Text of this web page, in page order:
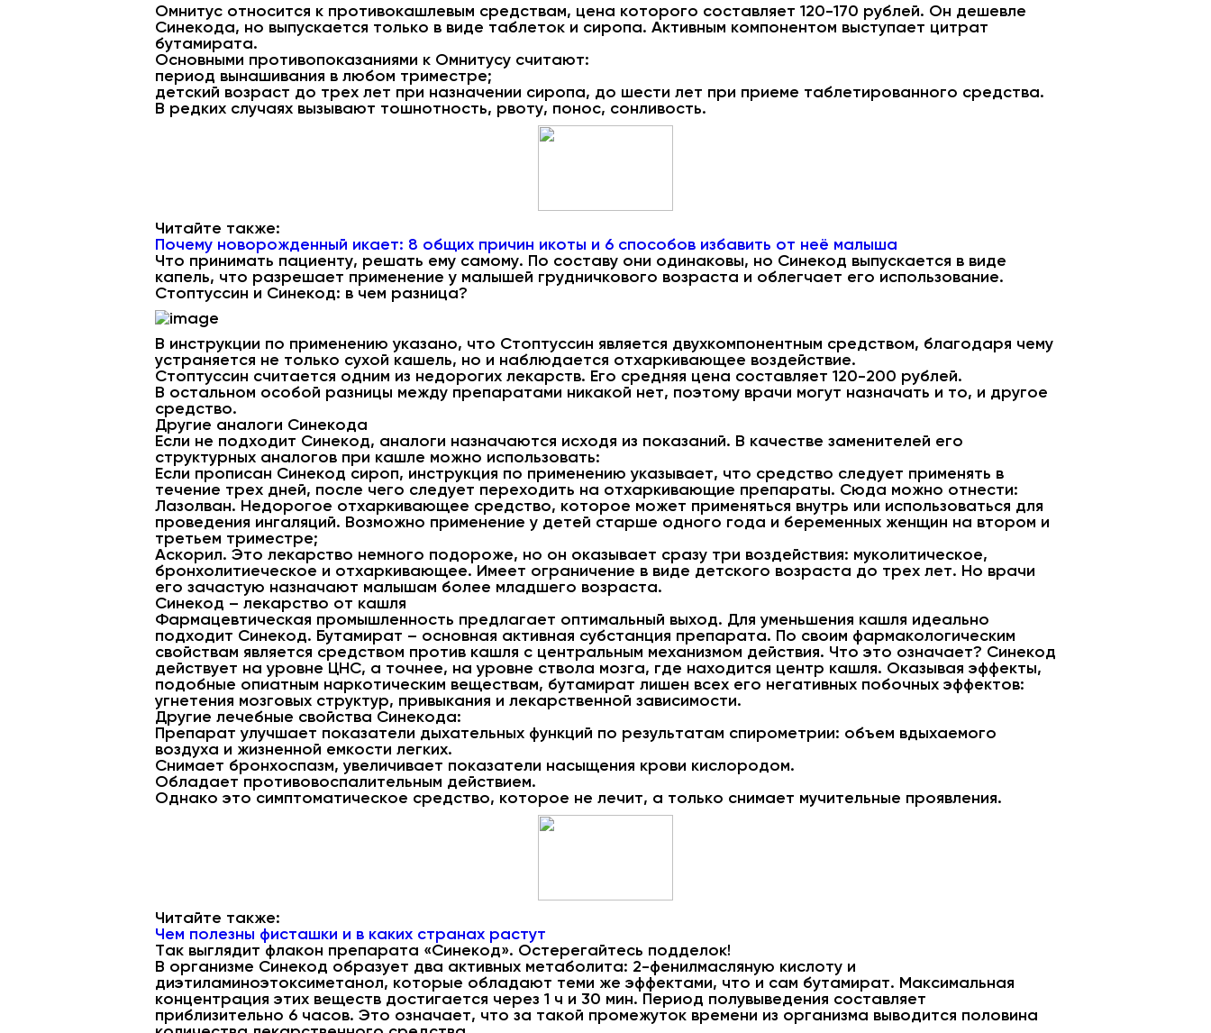
Омнитус относится к противокашлевым средствам, цена которого составляет 120-170 рублей. Он дешевле
Синекода, но выпускается только в виде таблеток и сиропа. Активным компонентом выступает цитрат
бутамирата.
Основными противопоказаниями к Омнитусу считают:
период вынашивания в любом триместре;
детский возраст до трех лет при назначении сиропа, до шести лет при приеме таблетированного средства.
В редких случаях вызывают тошнотность, рвоту, понос, сонливость.
Читайте также:
Почему новорожденный икает: 8 общих причин икоты и 6 способов избавить от неё малыша
Что принимать пациенту, решать ему самому. По составу они одинаковы, но Синекод выпускается в виде
капель, что разрешает применение у малышей грудничкового возраста и облегчает его использование.
Стоптуссин и Синекод: в чем разница?
В инструкции по применению указано, что Стоптуссин является двухкомпонентным средством, благодаря чему
устраняется не только сухой кашель, но и наблюдается отхаркивающее воздействие.
Стоптуссин считается одним из недорогих лекарств. Его средняя цена составляет 120-200 рублей.
В остальном особой разницы между препаратами никакой нет, поэтому врачи могут назначать и то, и другое
средство.
Другие аналоги Синекода
Если не подходит Синекод, аналоги назначаются исходя из показаний. В качестве заменителей его
структурных аналогов при кашле можно использовать:
Если прописан Синекод сироп, инструкция по применению указывает, что средство следует применять в
течение трех дней, после чего следует переходить на отхаркивающие препараты. Сюда можно отнести:
Лазолван. Недорогое отхаркивающее средство, которое может применяться внутрь или использоваться для
проведения ингаляций. Возможно применение у детей старше одного года и беременных женщин на втором и
третьем триместре;
Аскорил. Это лекарство немного подороже, но он оказывает сразу три воздействия: муколитическое,
бронхолитиеческое и отхаркивающее. Имеет ограничение в виде детского возраста до трех лет. Но врачи
его зачастую назначают малышам более младшего возраста.
Синекод – лекарство от кашля
Фармацевтическая промышленность предлагает оптимальный выход. Для уменьшения кашля идеально
подходит Синекод. Бутамират – основная активная субстанция препарата. По своим фармакологическим
свойствам является средством против кашля с центральным механизмом действия. Что это означает? Синекод
действует на уровне ЦНС, а точнее, на уровне ствола мозга, где находится центр кашля. Оказывая эффекты,
подобные опиатным наркотическим веществам, бутамират лишен всех его негативных побочных эффектов:
угнетения мозговых структур, привыкания и лекарственной зависимости.
Другие лечебные свойства Синекода:
Препарат улучшает показатели дыхательных функций по результатам спирометрии: объем вдыхаемого
воздуха и жизненной емкости легких.
Снимает бронхоспазм, увеличивает показатели насыщения крови кислородом.
Обладает противовоспалительным действием.
Однако это симптоматическое средство, которое не лечит, а только снимает мучительные проявления.
Читайте также:
Чем полезны фисташки и в каких странах растут
Так выглядит флакон препарата «Синекод». Остерегайтесь подделок!
В организме Синекод образует два активных метаболита: 2-фенилмасляную кислоту и
диэтиламиноэтоксиметанол, которые обладают теми же эффектами, что и сам бутамират. Максимальная
концентрация этих веществ достигается через 1 ч и 30 мин. Период полувыведения составляет
приблизительно 6 часов. Это означает, что за такой промежуток времени из организма выводится половина